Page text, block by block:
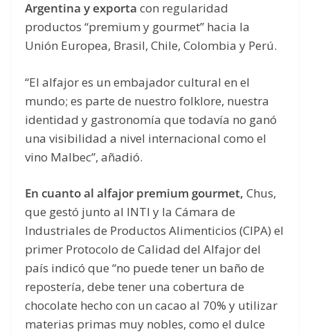
Argentina y exporta con regularidad
productos “premium y gourmet” hacia la
Unión Europea, Brasil, Chile, Colombia y Perú.
“El alfajor es un embajador cultural en el
mundo; es parte de nuestro folklore, nuestra
identidad y gastronomía que todavía no ganó
una visibilidad a nivel internacional como el
vino Malbec”, añadió.
En cuanto al alfajor premium gourmet, Chus,
que gestó junto al INTI y la Cámara de
Industriales de Productos Alimenticios (CIPA) el
primer Protocolo de Calidad del Alfajor del
país indicó que “no puede tener un baño de
repostería, debe tener una cobertura de
chocolate hecho con un cacao al 70% y utilizar
materias primas muy nobles, como el dulce